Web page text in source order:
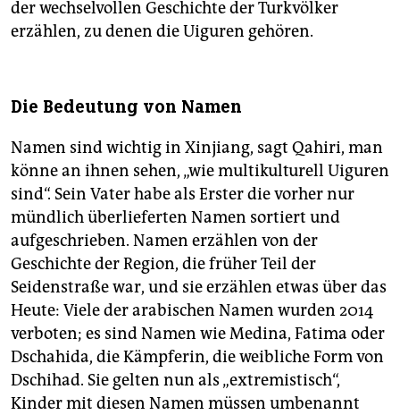
der wechselvollen Geschichte der Turkvölker
erzählen, zu denen die Uiguren gehören.
Die Bedeutung von Namen
Namen sind wichtig in Xinjiang, sagt Qahiri, man
könne an ihnen sehen, „wie multikulturell Uiguren
sind“. Sein Vater habe als Erster die vorher nur
mündlich überlieferten Namen sortiert und
aufgeschrieben. Namen erzählen von der
Geschichte der Region, die früher Teil der
Seidenstraße war, und sie erzählen etwas über das
Heute: Viele der arabischen Namen wurden 2014
verboten; es sind Namen wie Medina, Fatima oder
Dschahida, die Kämpferin, die weibliche Form von
Dschihad. Sie gelten nun als „extremistisch“,
Kinder mit diesen Namen müssen umbenannt